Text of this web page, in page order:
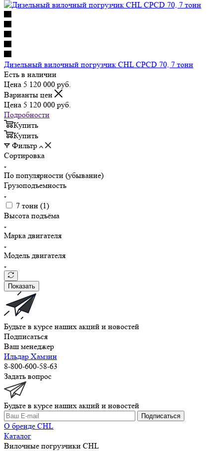
Дизельный вилочный погрузчик CHL CPCD 70, 7 тонн
Есть в наличии
Цена 5 120 000 руб.
Варианты цен
Цена 5 120 000 руб.
Подробности
Купить
Купить
Фильтр
Сортировка
По популярности (убывание)
Грузоподъемность
7 тонн (1)
Высота подъёма
Марка двигателя
Модель двигателя
Показать
Будьте в курсе наших акций и новостей
Подписаться
Ваш менеджер
Ильдар Хамзин
8-800-600-58-63
Задать вопрос
Будьте в курсе наших акций и новостей
Подписаться
О бренде CHL
Каталог
Вилочные погрузчики CHL